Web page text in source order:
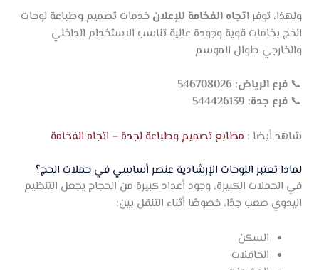
ولهذا، توفر اتجاه الفخامة للإعلان خدمات تصميم وطباعة لوحات
الحج بخامات قوية وجودة عالية تناسب الاستخدام الداخلي
والخارجي طوال الموسم.
📞 فرع الرياض: 546708026
📞 فرع جدة: 544426139
شاهد أيضا : مطابع تصميم وطباعة لجدة – اتجاه الفخامة
لماذا تعتبر اللوحات الإرشادية عنصر أساسي في حملات الحج؟
في الحملات الكبيرة، وجود أعداد كبيرة من الحجاج يجعل التنظيم
اليدوي صعب جدًا، خصوصًا أثناء التنقل بين:
السكن
الحافلات